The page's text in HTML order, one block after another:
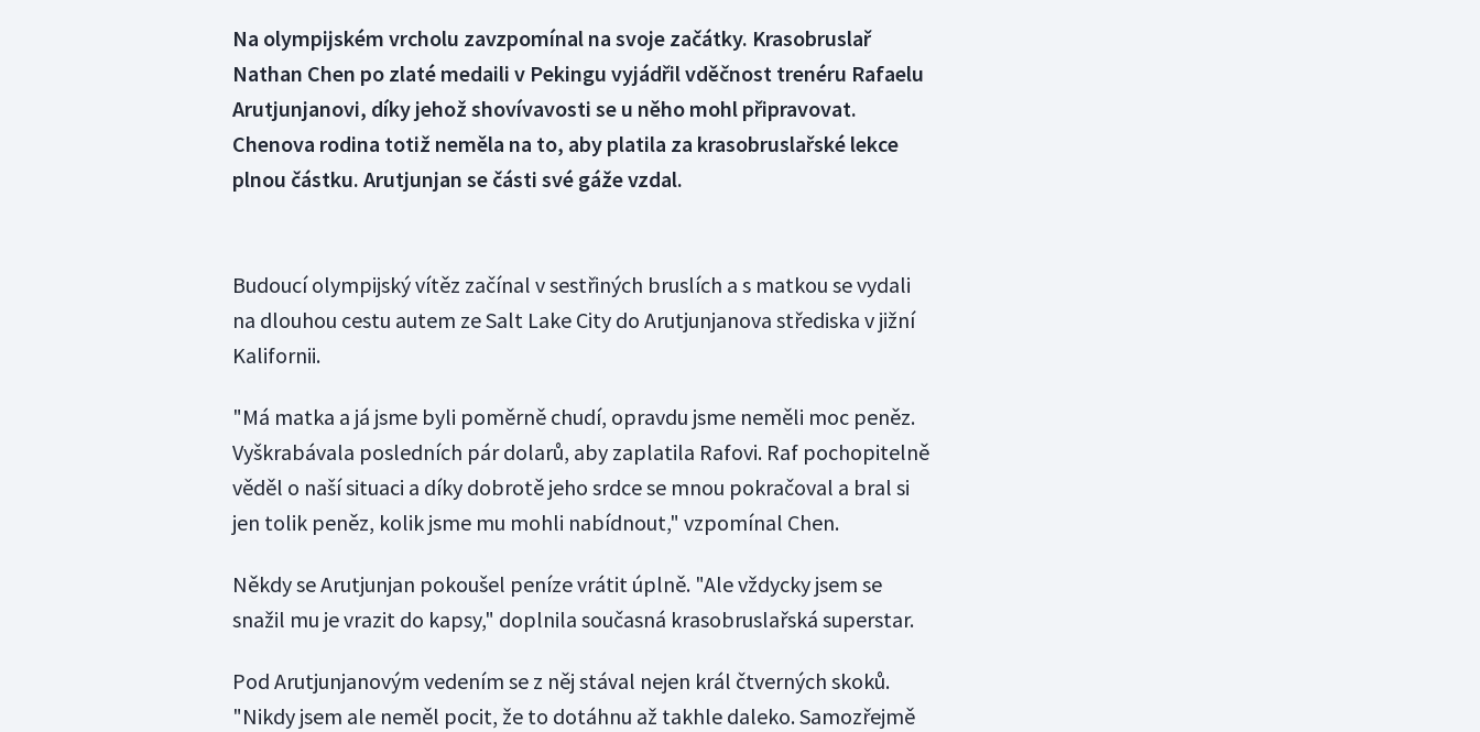
Na olympijském vrcholu zavzpomínal na svoje začátky. Krasobruslař
Nathan Chen po zlaté medaili v Pekingu vyjádřil vděčnost trenéru Rafaelu
Arutjunjanovi, díky jehož shovívavosti se u něho mohl připravovat.
Chenova rodina totiž neměla na to, aby platila za krasobruslařské lekce
plnou částku. Arutjunjan se části své gáže vzdal.
Budoucí olympijský vítěz začínal v sestřiných bruslích a s matkou se vydali
na dlouhou cestu autem ze Salt Lake City do Arutjunjanova střediska v jižní
Kalifornii.
"Má matka a já jsme byli poměrně chudí, opravdu jsme neměli moc peněz.
Vyškrabávala posledních pár dolarů, aby zaplatila Rafovi. Raf pochopitelně
věděl o naší situaci a díky dobrotě jeho srdce se mnou pokračoval a bral si
jen tolik peněz, kolik jsme mu mohli nabídnout," vzpomínal Chen.
Někdy se Arutjunjan pokoušel peníze vrátit úplně. "Ale vždycky jsem se
snažil mu je vrazit do kapsy," doplnila současná krasobruslařská superstar.
Pod Arutjunjanovým vedením se z něj stával nejen král čtverných skoků.
"Nikdy jsem ale neměl pocit, že to dotáhnu až takhle daleko. Samozřejmě